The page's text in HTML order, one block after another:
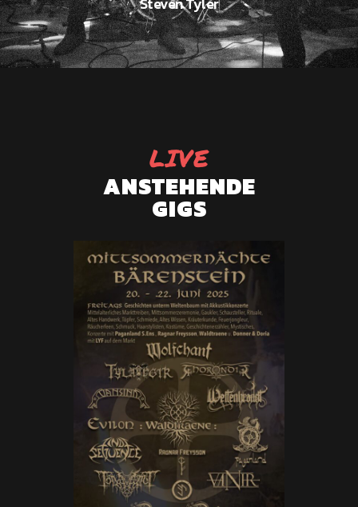
LIVE
ANSTEHENDE
GIGS